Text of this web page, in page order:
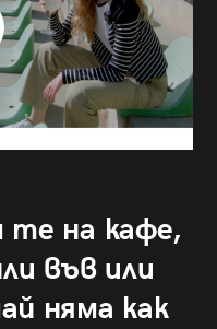
те на кафе,
във или
няма как